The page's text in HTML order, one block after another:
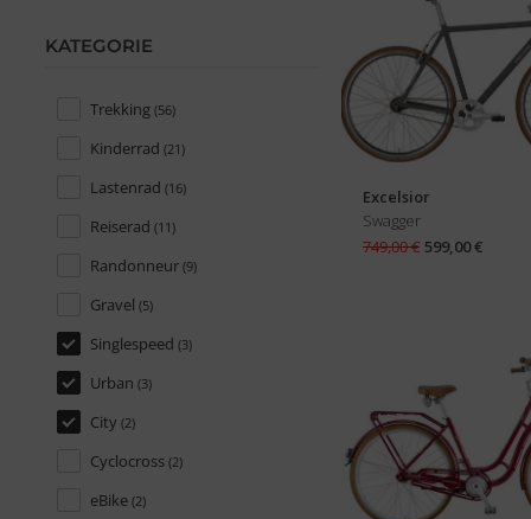
KATEGORIE
KATEGORIE
Trekking (56)
Kinderrad (21)
Lastenrad (16)
Reiserad (11)
Randonneur (9)
Gravel (5)
Singlespeed (3)
Urban (3)
City (2)
Cyclocross (2)
eBike (2)
Excelsior
Swagger
749,00 € 599,00 €